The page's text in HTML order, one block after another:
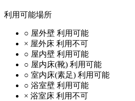
利用可能場所
○ 屋外壁 利用可能
× 屋外床 利用不可
○ 屋内壁 利用可能
○ 屋内床(靴) 利用可能
○ 室内床(素足) 利用可能
○ 浴室壁 利用可能
× 浴室床 利用不可